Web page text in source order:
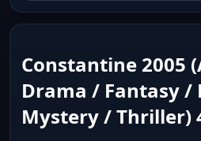
Constantine 2005
Drama / Fantasy
Mystery / Thriller)